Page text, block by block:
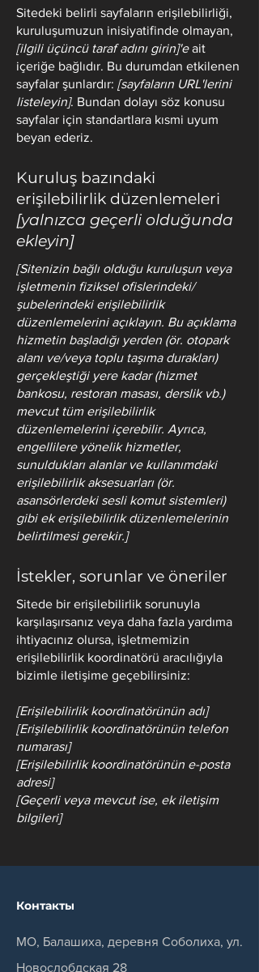
Sitedeki belirli sayfaların erişilebilirliği,
kuruluşumuzun inisiyatifinde olmayan,
[ilgili üçüncü taraf adını girin]'eait
içeriğe bağlıdır. Bu durumdan etkilenen
sayfalar şunlardır: [sayfaların URL'lerini
listeleyin]. Bundan dolayı söz konusu
sayfalar için standartlara kısmi uyum
beyan ederiz.
Kuruluş bazındaki
erişilebilirlik düzenlemeleri
[yalnızca geçerli olduğunda
ekleyin]
[Sitenizin bağlı olduğu kuruluşun veya
işletmenin fiziksel ofislerindeki/
şubelerindeki erişilebilirlik
düzenlemelerini açıklayın. Bu açıklama
hizmetin başladığı yerden (ör. otopark
alanı ve/veya toplu taşıma durakları)
gerçekleştiği yere kadar (hizmet
bankosu, restoran masası, derslik vb.)
mevcut tüm erişilebilirlik
düzenlemelerini içerebilir. Ayrıca,
engellilere yönelik hizmetler,
sunuldukları alanlar ve kullanımdaki
erişilebilirlik aksesuarları (ör.
asansörlerdeki sesli komut sistemleri)
gibi ek erişilebilirlik düzenlemelerinin
belirtilmesi gerekir.]
İstekler, sorunlar ve öneriler
Sitede bir erişilebilirlik sorunuyla
karşılaşırsanız veya daha fazla yardıma
ihtiyacınız olursa, işletmemizin
erişilebilirlik koordinatörü aracılığıyla
bizimle iletişime geçebilirsiniz:
[Erişilebilirlik koordinatörünün adı]
[Erişilebilirlik koordinatörünün telefon
numarası]
[Erişilebilirlik koordinatörünün e-posta
adresi]
[Geçerli veya mevcut ise, ek iletişim
bilgileri]
Контакты
МО, Балашиха, деревня Соболиха, ул.
Новослобдская 28